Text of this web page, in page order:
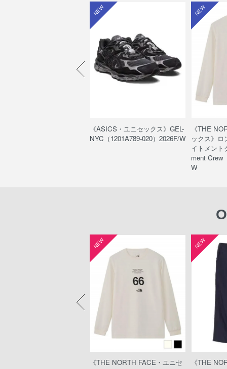
NEW
《ASICS・ユニセックス》GEL-
NYC（1201A789-020）2026F/W
NEW
《THE
ックス》ロ
イトメント
ment Crew
W
NEW
《THE NORTH FACE・ユニセ
NEW
《THE